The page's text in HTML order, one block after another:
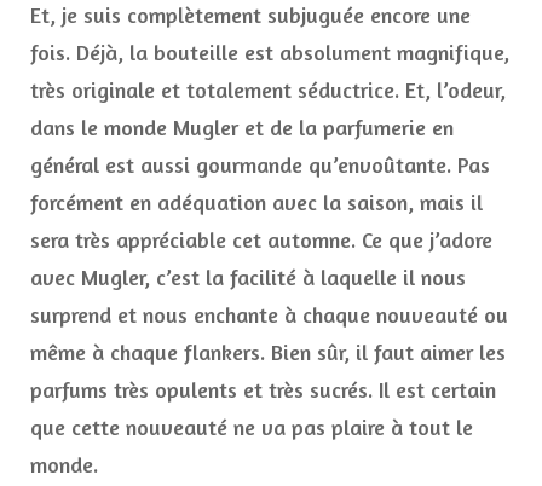
:
Et, je suis complètement subjuguée encore une
fois. Déjà, la bouteille est absolument magnifique,
très originale et totalement séductrice. Et, l’odeur,
dans le monde Mugler et de la parfumerie en
général est aussi gourmande qu’envoûtante. Pas
forcément en adéquation avec la saison, mais il
sera très appréciable cet automne. Ce que j’adore
avec Mugler, c’est la facilité à laquelle il nous
surprend et nous enchante à chaque nouveauté ou
même à chaque flankers. Bien sûr, il faut aimer les
parfums très opulents et très sucrés. Il est certain
que cette nouveauté ne va pas plaire à tout le
monde.